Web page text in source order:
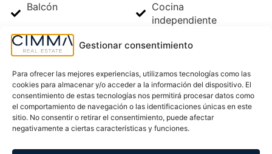
Gestionar consentimiento
Para ofrecer las mejores experiencias, utilizamos tecnologías como las
cookies para almacenar y/o acceder a la información del dispositivo. El
consentimiento de estas tecnologías nos permitirá procesar datos como
el comportamiento de navegación o las identificaciones únicas en este
sitio. No consentir o retirar el consentimiento, puede afectar
negativamente a ciertas características y funciones.
Balcón
Cocina
independiente
Piscina comunitaria
Todo exterior
Trastero
Ubicación y localización